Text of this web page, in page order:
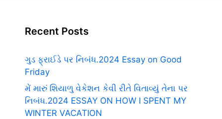
Recent Posts
ગુડ ફ્રાઈડે પર નિબંધ.2024 Essay on Good
Friday
મેં મારું શિયાળુ વેકેશન કેવી રીતે વિતાવ્યું તેના પર
નિબંધ.2024 ESSAY ON HOW I SPENT MY
WINTER VACATION